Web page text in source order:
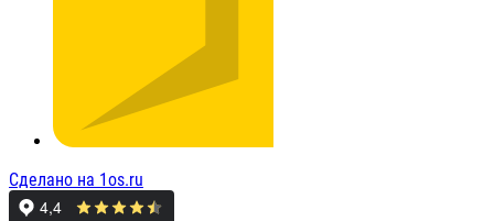
Сделано на 1os.ru